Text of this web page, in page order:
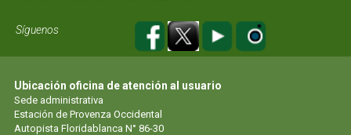
Síguenos
Ubicación oficina de atención al usuario
Sede administrativa
Estación de Provenza Occidental
Autopista Floridablanca N° 86-30